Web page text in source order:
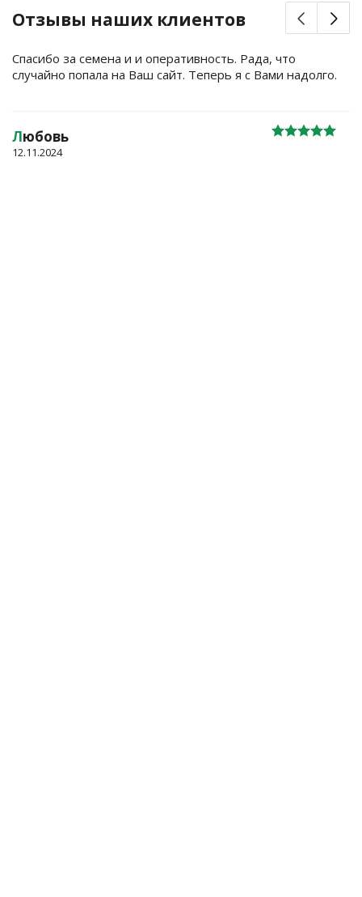
Отзывы наших клиентов
Спасибо за семена и и оперативность. Рада, что
случайно попала на Ваш сайт. Теперь я с Вами надолго.
Любовь
12.11.2024